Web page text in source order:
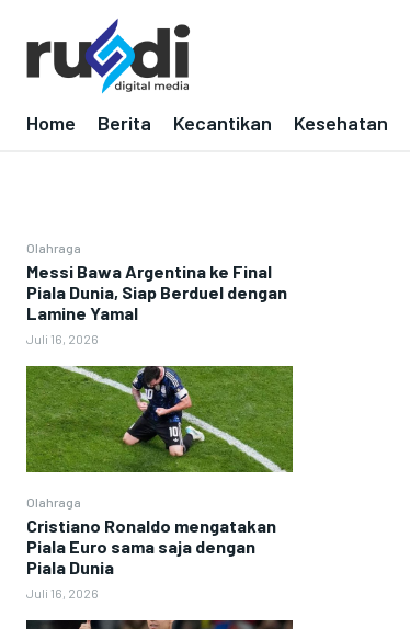
Home Berita Kecantikan Kesehatan
Olahraga
Messi Bawa Argentina ke Final
Piala Dunia, Siap Berduel dengan
Lamine Yamal
Juli 16, 2026
Olahraga
Cristiano Ronaldo mengatakan
Piala Euro sama saja dengan
Piala Dunia
Juli 16, 2026